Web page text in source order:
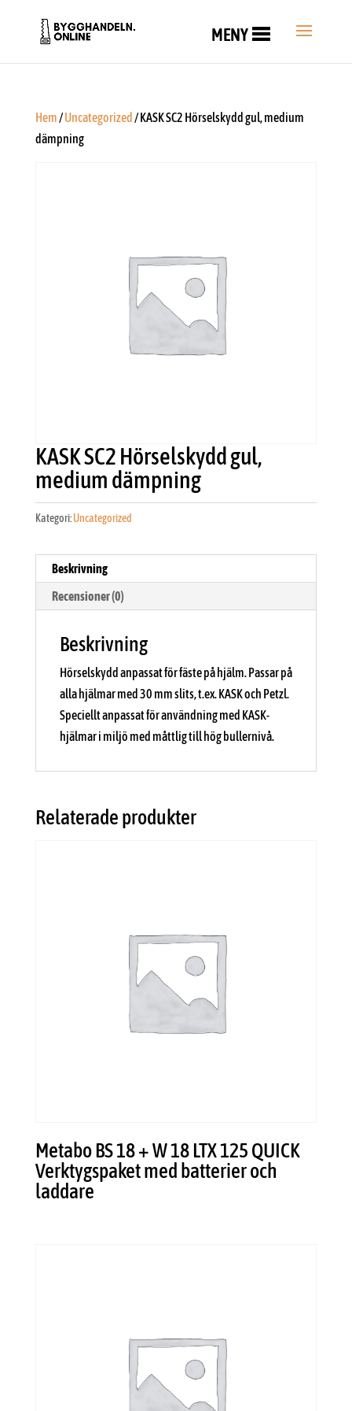
MENY
Hem/Uncategorized / KASK SC2 Hörselskydd gul, medium
dämpning
KASK SC2 Hörselskydd gul,
medium dämpning
Kategori:Uncategorized
Beskrivning
Recensioner (0)
Beskrivning
Hörselskydd anpassat för fäste på hjälm. Passar på
alla hjälmar med 30 mm slits, t.ex. KASK och Petzl.
Speciellt anpassat för användning med KASK-
hjälmar i miljö med måttlig till hög bullernivå.
Relaterade produkter
Metabo BS 18 + W 18 LTX 125 QUICK
Verktygspaket med batterier och
laddare